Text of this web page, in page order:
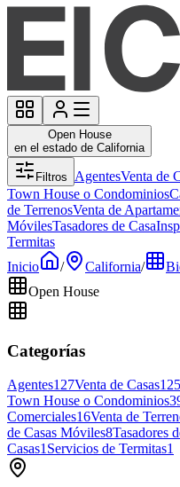
Open House
en el estado de California
Filtros AgentesVenta de
Town House o Condominios
de TerrenosVenta de
MóvilesTasadores de Casa
Termitas
Inicio
/ California/
Open House
Categorías
Agentes127Venta de Casas125
Town House o Condominios
Comerciales16Venta de
de Casas Móviles8Tasadores
Casas1Servicios de Termitas1